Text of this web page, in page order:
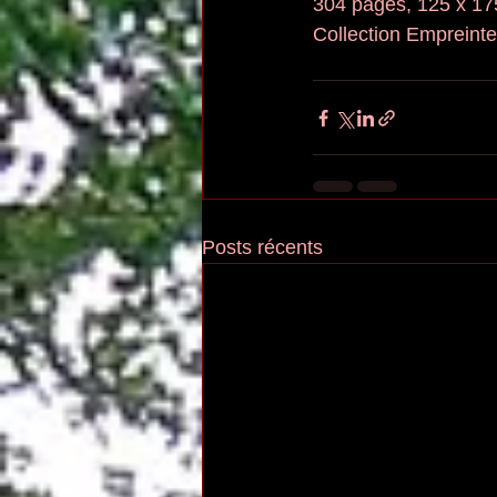
304 pages, 125 x
Collection Empreinte
Posts récents